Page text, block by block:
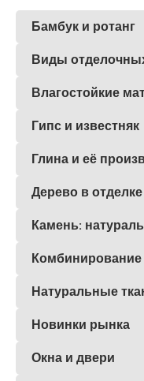
Бамбук и ротанг
Виды
Влагостойкие
Гипс и известняк
Глина и её
Дерево в отделке
Камень:
Натуральные
Новинки рынка
Окна и двери